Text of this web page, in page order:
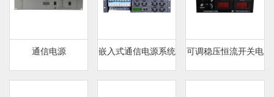
通信电源 嵌入式通信电源系统
可调稳压恒流开关电